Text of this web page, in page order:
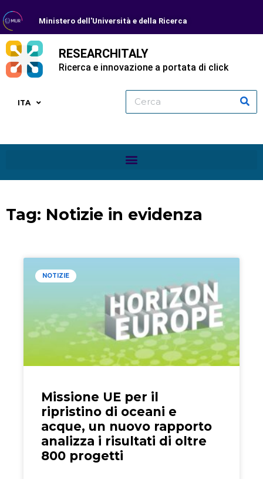
Ministero dell'Università e della Ricerca
RESEARCHITALY
Ricerca e innovazione a portata di click
ITA
Tag: Notizie in evidenza
NOTIZIE
Missione UE per il
ripristino di oceani e
acque, un nuovo rapporto
analizza i risultati di oltre
800 progetti